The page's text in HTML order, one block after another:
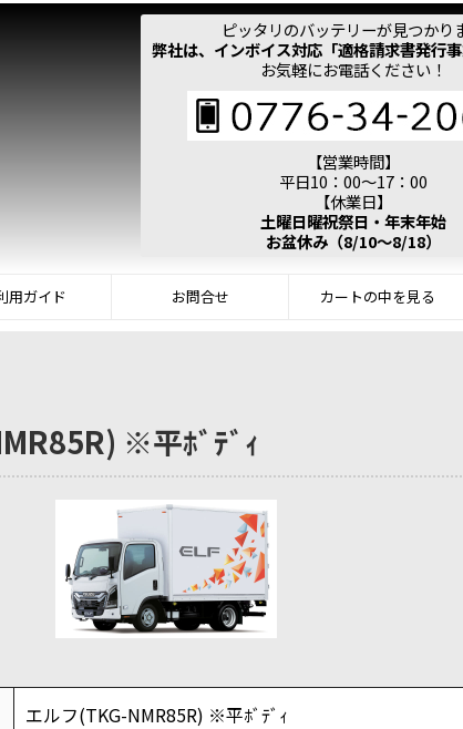
ピッタリのバッテリーが見つかり
弊社は、インボイス対応「適格請求書発行事
お気軽にお電話ください！
【営業時間】
平日10：00～17：00
【休業日】
土曜日曜祝祭日・年末年始
お盆休み（8/10～8/18）
用ガイド お問合せ カートの中を見る
※平ﾎﾞﾃﾞｨ
エルフ(TKG-NMR85R) ※平ﾎﾞﾃﾞｨ